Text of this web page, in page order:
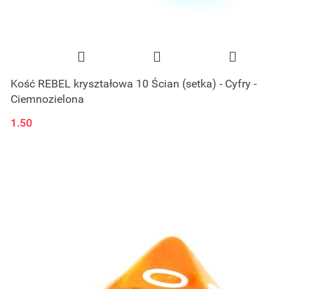
Kość REBEL kryształowa 10 Ścian (setka) - Cyfry -
Ciemnozielona
1.50